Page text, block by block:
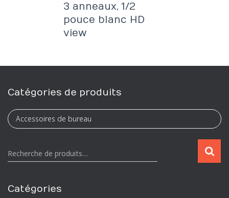
3 anneaux, 1/2
pouce blanc HD
view
Catégories de produits
R
e
e
Recherche de produits…
Catégories